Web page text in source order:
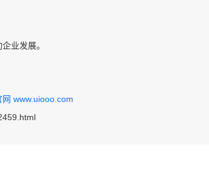
业发展。
www.uiooo.com